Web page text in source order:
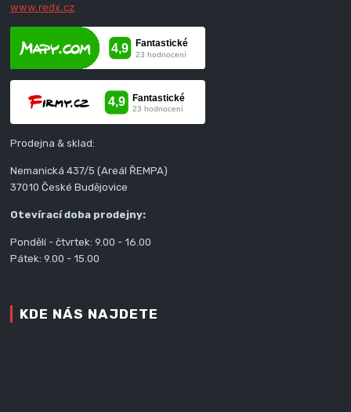
www.redx.cz
Prodejna & sklad:
Nemanická 437/5 (Areál ŘEMPA)
37010 České Budějovice
Otevírací doba prodejny:
Pondělí - čtvrtek: 9.00 - 16.00
Pátek: 9.00 - 15.00
KDE NÁS NAJDETE